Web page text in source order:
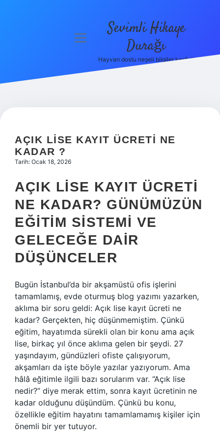
Hakkımızda
menüyü
Sevimli Hikaye
Durağı
Hayvan dostu neşeli bilgiler keşfet!
AÇIK LISE KAYIT ÜCRETI NE
KADAR ?
Tarih: Ocak 18, 2026
AÇIK LISE KAYIT ÜCRETI
NE KADAR? GÜNÜMÜZÜN
EĞITIM SISTEMI VE
GELECEĞE DAIR
DÜŞÜNCELER
Bugün İstanbul’da bir akşamüstü ofis işlerini
tamamlamış, evde oturmuş blog yazımı yazarken,
aklıma bir soru geldi: Açık lise kayıt ücreti ne
kadar? Gerçekten, hiç düşünmemiştim. Çünkü
eğitim, hayatımda sürekli olan bir konu ama açık
lise, birkaç yıl önce aklıma gelen bir şeydi. 27
yaşındayım, gündüzleri ofiste çalışıyorum,
akşamları da işte böyle yazılar yazıyorum. Ama
hâlâ eğitimle ilgili bazı sorularım var. “Açık lise
nedir?” diye merak ettim, sonra kayıt ücretinin ne
kadar olduğunu düşündüm. Çünkü bu konu,
özellikle eğitim hayatını tamamlamamış kişiler için
önemli bir yer tutuyor.